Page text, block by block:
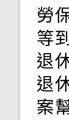
勞
等
退
退
案